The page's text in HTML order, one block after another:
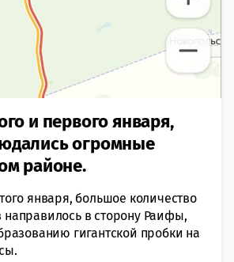
и первого января,
огромные
районе.
января, большое количество
направилось в сторону Раифы,
гигантской пробки на